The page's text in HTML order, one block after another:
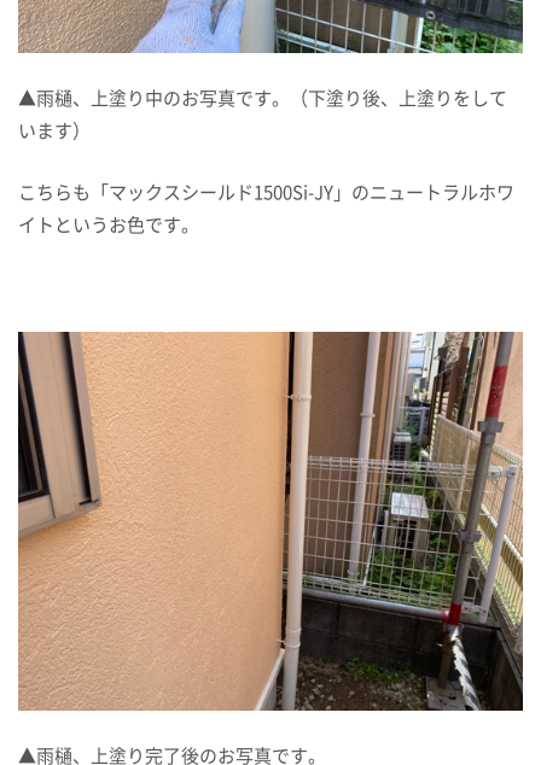
▲雨樋、上塗り中のお写真です。（下塗り後、上塗りをして
います）
こちらも「マックスシールド1500Si-JY」のニュートラルホワ
イトというお色です。
▲雨樋、上塗り完了後のお写真です。